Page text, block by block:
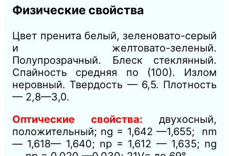
Физические свойства
Цвет пренита белый, зеленовато-серый
и желтовато-зеленый.
Полупрозрачный. Блеск стеклянный.
Спайность средняя по (100). Излом
неровный. Твердость — 6,5. Плотность
— 2,8—3,0.
Оптические свойства: двухосный,
положительный; ng = 1,642 —1,655;
nm
— 1,618— 1,640; nр = 1,612 — 1,635; ng